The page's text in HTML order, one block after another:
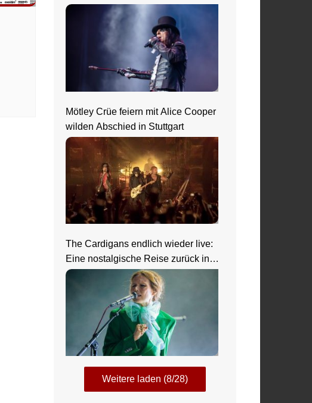
Nightmare Castle
Mötley Crüe feiern mit Alice Cooper
wilden Abschied in Stuttgart
The Cardigans endlich wieder live:
Eine nostalgische Reise zurück in
die 90er beim Zeltfestival Rhein-
Weitere laden (8/28)